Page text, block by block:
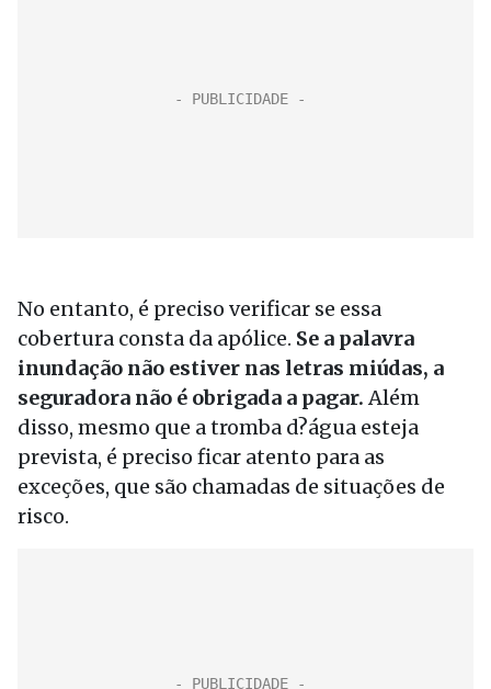
No entanto, é preciso verificar se essa
cobertura consta da apólice. Se a palavra
inundação não estiver nas letras miúdas, a
seguradora não é obrigada a pagar. Além
disso, mesmo que a tromba d?água esteja
prevista, é preciso ficar atento para as
exceções, que são chamadas de situações de
risco.